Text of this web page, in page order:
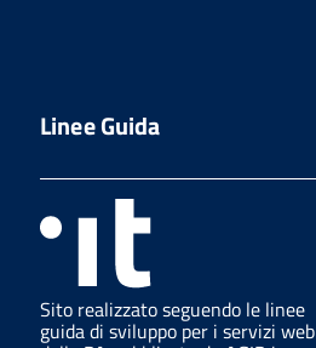
Linee Guida
Sito realizzato seguendo le linee
guida di sviluppo per i servizi web